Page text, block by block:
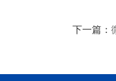
下一篇：